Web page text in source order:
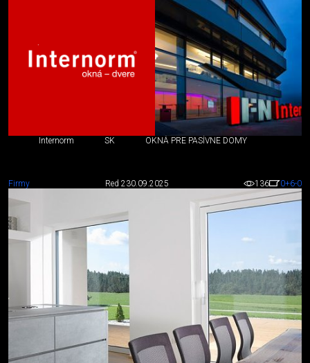
Internorm SK OKNÁ PRE PASÍVNE DOMY
Firmy Red 230.09.2025 136 0+6-0